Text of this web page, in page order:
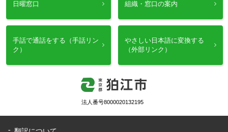
日曜窓口 組織・窓口の案内
手話で通話をする（手話リン
ク）
やさしい日本語に変換する
（外部リンク）
法人番号8000020132195